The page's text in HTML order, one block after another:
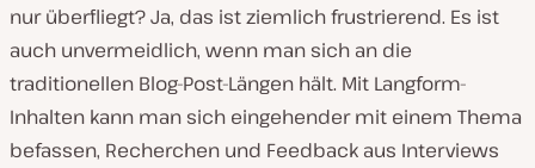
nur überfliegt? Ja, das ist ziemlich frustrierend. Es ist
auch unvermeidlich, wenn man sich an die
traditionellen Blog-Post-Längen hält. Mit Langform-
Inhalten kann man sich eingehender mit einem Thema
befassen, Recherchen und Feedback aus Interviews